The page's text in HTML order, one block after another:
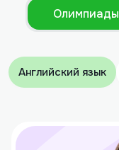
Олимпиады
Английский язык